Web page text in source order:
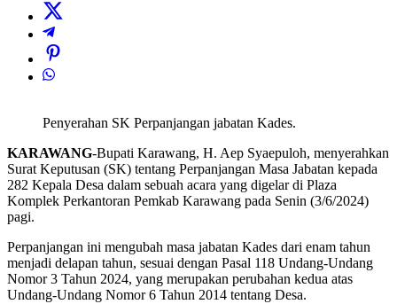
Penyerahan SK Perpanjangan jabatan Kades.
KARAWANG-Bupati Karawang, H. Aep Syaepuloh, menyerahkan
Surat Keputusan (SK) tentang Perpanjangan Masa Jabatan kepada
282 Kepala Desa dalam sebuah acara yang digelar di Plaza
Komplek Perkantoran Pemkab Karawang pada Senin (3/6/2024)
pagi.
Perpanjangan ini mengubah masa jabatan Kades dari enam tahun
menjadi delapan tahun, sesuai dengan Pasal 118 Undang-Undang
Nomor 3 Tahun 2024, yang merupakan perubahan kedua atas
Undang-Undang Nomor 6 Tahun 2014 tentang Desa.